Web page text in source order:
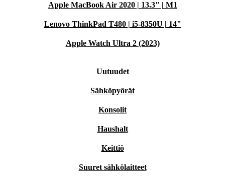
Apple MacBook Air 2020 | 13.3" | M1
Lenovo ThinkPad T480 | i5-8350U | 14"
Apple Watch Ultra 2 (2023)
Uutuudet
Sähköpyörät
Konsolit
Haushalt
Keittiö
Suuret sähkölaitteet